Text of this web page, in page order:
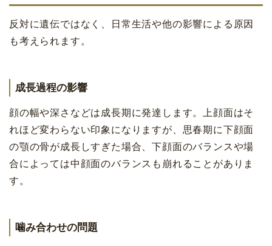
反対に遺伝ではなく、日常生活や他の影響による原因
も考えられます。
成長過程の影響
顔の幅や深さなどは成長期に発達します。上顔面はそ
れほど変わらない印象になりますが、思春期に下顔面
の顎の骨が成長しすぎた場合、下顔面のバランスや場
合によっては中顔面のバランスも崩れることがありま
す。
噛み合わせの問題